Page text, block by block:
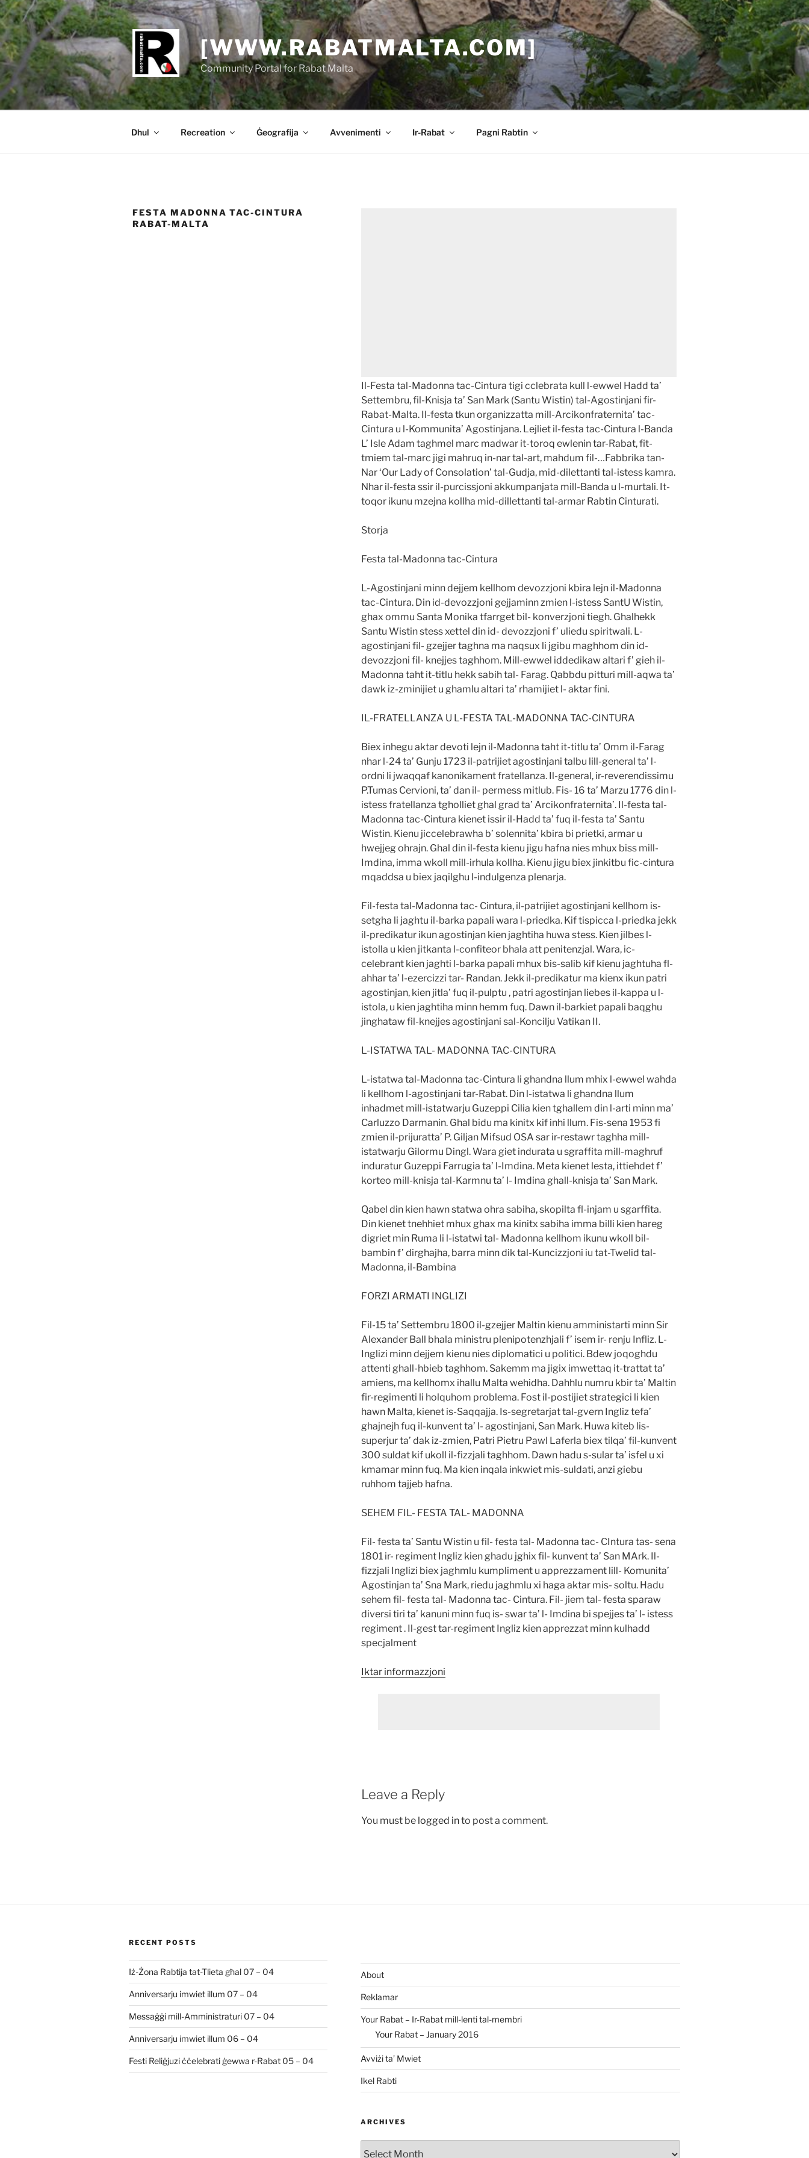
Skip
to
content
[WWW.RABATMALTA.COM]
Community Portal for Rabat Malta
Dhul Recreation Ġeografija Avvenimenti Ir-Rabat Pagni Rabtin
FESTA MADONNA TAC-CINTURA
RABAT-MALTA
Il-Festa tal-Madonna tac-Cintura tigi cclebrata kull l-ewwel Hadd ta’
Settembru, fil-Knisja ta’ San Mark (Santu Wistin) tal-Agostinjani fir-
Rabat-Malta. Il-festa tkun organizzatta mill-Arcikonfraternita’ tac-
Cintura u l-Kommunita’ Agostinjana. Lejliet il-festa tac-Cintura l-Banda
L’ Isle Adam taghmel marc madwar it-toroq ewlenin tar-Rabat, fit-
tmiem tal-marc jigi mahruq in-nar tal-art, mahdum fil-…Fabbrika tan-
Nar ‘Our Lady of Consolation’ tal-Gudja, mid-dilettanti tal-istess kamra.
Nhar il-festa ssir il-purcissjoni akkumpanjata mill-Banda u l-murtali. It-
toqor ikunu mzejna kollha mid-dillettanti tal-armar Rabtin Cinturati.
Storja
Festa tal-Madonna tac-Cintura
L-Agostinjani minn dejjem kellhom devozzjoni kbira lejn il-Madonna
tac-Cintura. Din id-devozzjoni gejjaminn zmien l-istess SantU Wistin,
ghax ommu Santa Monika tfarrget bil- konverzjoni tiegh. Ghalhekk
Santu Wistin stess xettel din id- devozzjoni f’ uliedu spiritwali. L-
agostinjani fil- gzejjer taghna ma naqsux li jgibu maghhom din id-
devozzjoni fil- knejjes taghhom. Mill-ewwel iddedikaw altari f’ gieh il-
Madonna taht it-titlu hekk sabih tal- Farag. Qabbdu pitturi mill-aqwa ta’
dawk iz-zminijiet u ghamlu altari ta’ rhamijiet l- aktar fini.
IL-FRATELLANZA U L-FESTA TAL-MADONNA TAC-CINTURA
Biex inhegu aktar devoti lejn il-Madonna taht it-titlu ta’ Omm il-Farag
nhar l-24 ta’ Gunju 1723 il-patrijiet agostinjani talbu lill-general ta’ l-
ordni li jwaqqaf kanonikament fratellanza. Il-general, ir-reverendissimu
P.Tumas Cervioni, ta’ dan il- permess mitlub. Fis- 16 ta’ Marzu 1776 din l-
istess fratellanza tgholliet ghal grad ta’ Arcikonfraternita’. Il-festa tal-
Madonna tac-Cintura kienet issir il-Hadd ta’ fuq il-festa ta’ Santu
Wistin. Kienu jiccelebrawha b’ solennita’ kbira bi prietki, armar u
hwejjeg ohrajn. Ghal din il-festa kienu jigu hafna nies mhux biss mill-
Imdina, imma wkoll mill-irhula kollha. Kienu jigu biex jinkitbu fic-cintura
mqaddsa u biex jaqilghu l-indulgenza plenarja.
Fil-festa tal-Madonna tac- Cintura, il-patrijiet agostinjani kellhom is-
setgha li jaghtu il-barka papali wara l-priedka. Kif tispicca l-priedka jekk
il-predikatur ikun agostinjan kien jaghtiha huwa stess. Kien jilbes l-
istolla u kien jitkanta l-confiteor bhala att penitenzjal. Wara, ic-
celebrant kien jaghti l-barka papali mhux bis-salib kif kienu jaghtuha fl-
ahhar ta’ l-ezercizzi tar- Randan. Jekk il-predikatur ma kienx ikun patri
agostinjan, kien jitla’ fuq il-pulptu , patri agostinjan liebes il-kappa u l-
istola, u kien jaghtiha minn hemm fuq. Dawn il-barkiet papali baqghu
jinghataw fil-knejjes agostinjani sal-Koncilju Vatikan II.
L-ISTATWA TAL- MADONNA TAC-CINTURA
L-istatwa tal-Madonna tac-Cintura li ghandna llum mhix l-ewwel wahda
li kellhom l-agostinjani tar-Rabat. Din l-istatwa li ghandna llum
inhadmet mill-istatwarju Guzeppi Cilia kien tghallem din l-arti minn ma’
Carluzzo Darmanin. Ghal bidu ma kinitx kif inhi llum. Fis-sena 1953 fi
zmien il-prijuratta’ P. Giljan Mifsud OSA sar ir-restawr taghha mill-
istatwarju Gilormu Dingl. Wara giet indurata u sgraffita mill-maghruf
induratur Guzeppi Farrugia ta’ l-Imdina. Meta kienet lesta, ittiehdet f’
korteo mill-knisja tal-Karmnu ta’ l- Imdina ghall-knisja ta’ San Mark.
Qabel din kien hawn statwa ohra sabiha, skopilta fl-injam u sgarffita.
Din kienet tnehhiet mhux ghax ma kinitx sabiha imma billi kien hareg
digriet min Ruma li l-istatwi tal- Madonna kellhom ikunu wkoll bil-
bambin f’ dirghajha, barra minn dik tal-Kuncizzjoni iu tat-Twelid tal-
Madonna, il-Bambina
FORZI ARMATI INGLIZI
Fil-15 ta’ Settembru 1800 il-gzejjer Maltin kienu amministarti minn Sir
Alexander Ball bhala ministru plenipotenzhjali f’ isem ir- renju Infliz. L-
Inglizi minn dejjem kienu nies diplomatici u politici. Bdew joqoghdu
attenti ghall-hbieb taghhom. Sakemm ma jigix imwettaq it-trattat ta’
amiens, ma kellhomx ihallu Malta wehidha. Dahhlu numru kbir ta’ Maltin
fir-regimenti li holquhom problema. Fost il-postijiet strategici li kien
hawn Malta, kienet is-Saqqajja. Is-segretarjat tal-gvern Ingliz tefa’
ghajnejh fuq il-kunvent ta’ l- agostinjani, San Mark. Huwa kiteb lis-
superjur ta’ dak iz-zmien, Patri Pietru Pawl Laferla biex tilqa’ fil-kunvent
300 suldat kif ukoll il-fizzjali taghhom. Dawn hadu s-sular ta’ isfel u xi
kmamar minn fuq. Ma kien inqala inkwiet mis-suldati, anzi giebu
ruhhom tajjeb hafna.
SEHEM FIL- FESTA TAL- MADONNA
Fil- festa ta’ Santu Wistin u fil- festa tal- Madonna tac- CIntura tas- sena
1801 ir- regiment Ingliz kien ghadu jghix fil- kunvent ta’ San MArk. Il-
fizzjali Inglizi biex jaghmlu kumpliment u apprezzament lill- Komunita’
Agostinjan ta’ Sna Mark, riedu jaghmlu xi haga aktar mis- soltu. Hadu
sehem fil- festa tal- Madonna tac- Cintura. Fil- jiem tal- festa sparaw
diversi tiri ta’ kanuni minn fuq is- swar ta’ l- Imdina bi spejjes ta’ l- istess
regiment . Il-gest tar-regiment Ingliz kien apprezzat minn kulhadd
specjalment
Iktar informazzjoni
Leave a Reply
You must be logged into post a comment.
RECENT POSTS
Iż-Żona Rabtija tat-Tlieta għal 07 – 04
Anniversarju imwiet illum 07 – 04
Messaġġi mill-Amministraturi 07 – 04
Anniversarju imwiet illum 06 – 04
Festi Reliġjuzi ċċelebrati ġewwa r-Rabat 05 – 04
About
Reklamar
Your Rabat – Ir-Rabat mill-lenti tal-membri
Your Rabat – January 2016
Avviżi ta’ Mwiet
Ikel Rabti
ARCHIVES